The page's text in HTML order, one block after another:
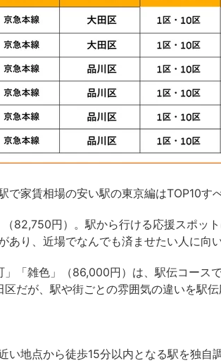
で家賃相場の安い駅の東京編はTOP10す
82,750円）。駅から行ける応援スポッ
あり、近場でなんでも済ませたい人に向
「雑色」（86,000円）は、駅伝コース
だが、駅や街ごとの雰囲気の違いを駅
い地点から徒歩15分以内となる駅を独自